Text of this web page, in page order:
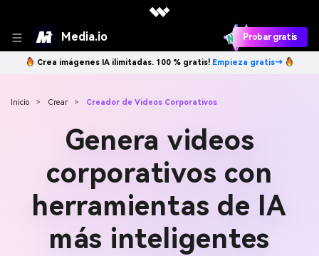
Media.io Probar gratis
Crea imágenes IA ilimitadas. 100 % gratis! Empieza gratis→
Inicio > Crear > Creador de Videos Corporativos
Genera videos
corporativos con
herramientas de IA
más inteligentes